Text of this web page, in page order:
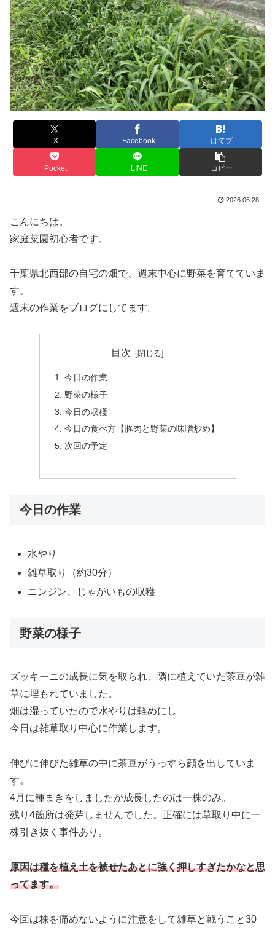
X Facebook はてブ
Pocket LINE コピー
2026.06.28
こんにちは。
家庭菜園初心者です。
千葉県北西部の自宅の畑で、週末中心に野菜を育てていま
す。
週末の作業をブログにしてます。
目次
今日の作業
野菜の様子
今日の収穫
今日の食べ方【豚肉と野菜の味噌炒め】
次回の予定
今日の作業
水やり
雑草取り（約30分）
ニンジン、じゃがいもの収穫
野菜の様子
ズッキーニの成長に気を取られ、隣に植えていた茶豆が雑
草に埋もれていました。
畑は湿っていたので水やりは軽めにし
今日は雑草取り中心に作業します。
伸びに伸びた雑草の中に茶豆がうっすら顔を出していま
す。
4月に種まきをしましたが成長したのは一株のみ。
残り4箇所は発芽しませんでした。正確には草取り中に一
株引き抜く事件あり。
原因は種を植え土を被せたあとに強く押しすぎたかなと思
ってます。
今回は株を痛めないように注意をして雑草と戦うこと30